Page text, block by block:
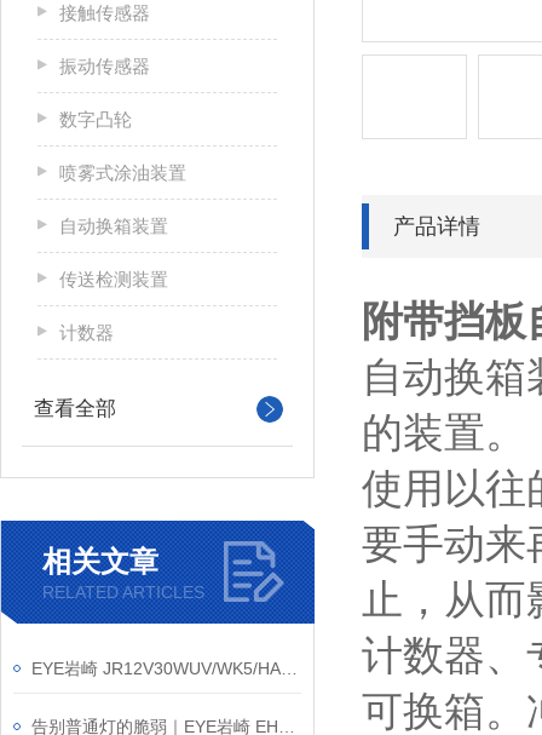
接触传感器
振动传感器
数字凸轮
喷雾式涂油装置
自动换箱装置
传送检测装置
计数器
查看全部
相关文章
RELATED ARTICLES
产品详情
附带挡
自动换
的装置。
使用以往
要手动来
止，从
计数器、
可换箱。